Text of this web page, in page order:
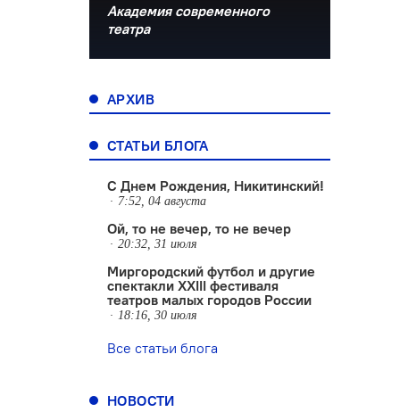
Академия современного
театра
АРХИВ
СТАТЬИ БЛОГА
С Днем Рождения, Никитинский!
7:52, 04 августа
Ой, то не вечер, то не вечер
20:32, 31 июля
Миргородский футбол и другие
спектакли XXIII фестиваля
театров малых городов России
18:16, 30 июля
Все статьи блога
НОВОСТИ